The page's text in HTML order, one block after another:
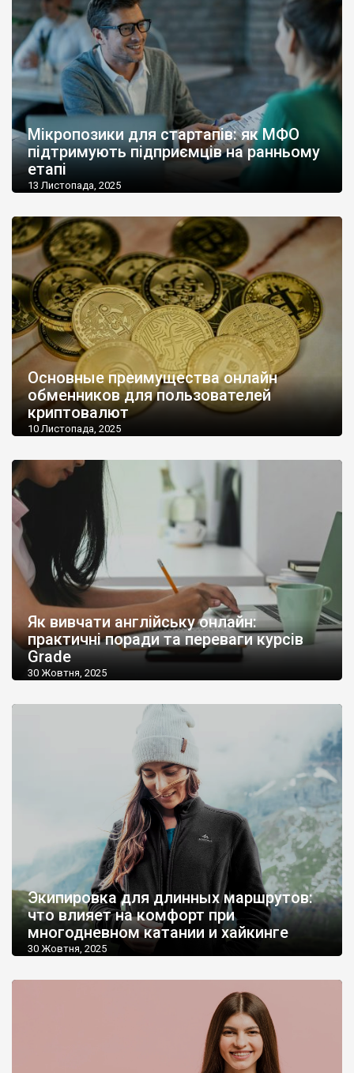
Мікропозики для стартапів: як МФО
підтримують підприємців на ранньому
етапі
13 Листопада, 2025
Основные преимущества онлайн
обменников для пользователей
криптовалют
10 Листопада, 2025
Як вивчати англійську онлайн:
практичні поради та переваги курсів
Grade
30 Жовтня, 2025
Экипировка для длинных маршрутов:
что влияет на комфорт при
многодневном катании и хайкинге
30 Жовтня, 2025